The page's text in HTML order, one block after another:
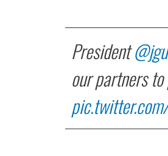
President
our partners